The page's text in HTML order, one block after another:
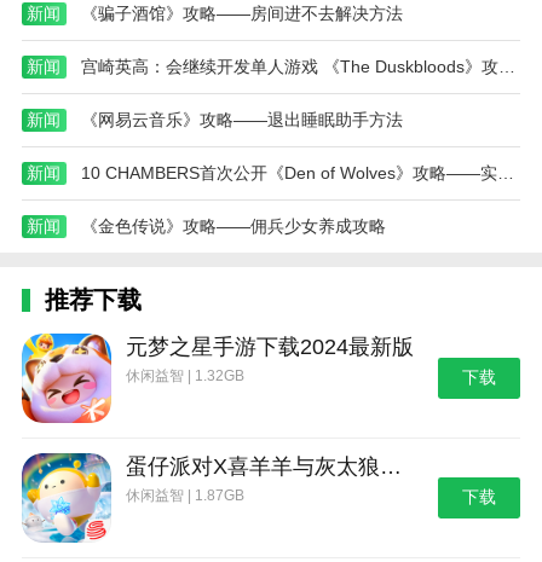
喜欢上尤伴这个app，因为可以找到很多志同道合
的朋友，一起分享生活点滴，互相支持鼓励。感觉在尤
伴变得更加开心和有意义。
此款软件是一个很有趣的社交软件，可以和全球的
朋友一起学习语言、交流文化。每次与外国朋友聊天，
都能学到新知识，扩展自己的视野。
此款软件的在线语音功能非常方便，可以随时随地
以参加语伴活动，结交更多好友。
更新日志
最新版本：v3.0.4 更新时间：2025-03-01
全新的UI设计，更加简洁舒适的界面。
优化用户体验，修复已知BUG
新闻 《骗子酒馆》攻略——房间进不去解决方法
新闻 宫崎英高：会继续开发单人游戏 《The Duskbloods》攻略——原计划是Switch 1游戏
新闻 《网易云音乐》攻略——退出睡眠助手方法
新闻 10 CHAMBERS首次公开《Den of Wolves》攻略——实机画面
新闻 《金色传说》攻略——佣兵少女养成攻略
推荐下载
元梦之星手游下载2024最新版
休闲益智 | 1.32GB 下载
蛋仔派对X喜羊羊与灰太狼联动第二弹版本
休闲益智 | 1.87GB 下载